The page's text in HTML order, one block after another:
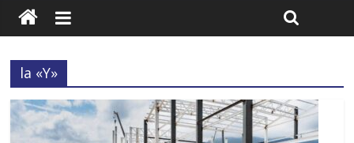
la «Y»